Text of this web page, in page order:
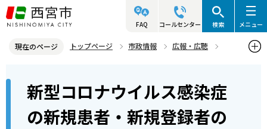
こ
の
ジ
FAQ コールセンター 検索 メニュー
現在のページ トップページ 市政情報
広報・広聴
新型コロナウイルス感染症の新規患者・新規登録者の発生状況につい
て（2023年3月15日発表分）
新型コロナウイルス感染症
の新規患者・新規登録者の